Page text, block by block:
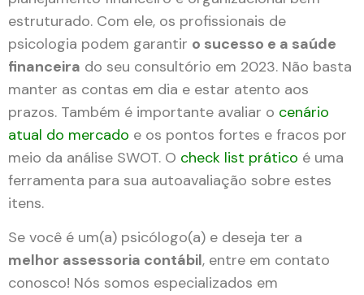
estruturado. Com ele, os profissionais de
psicologia podem garantir o sucesso e a saúde
financeira do seu consultório em 2023. Não basta
manter as contas em dia e estar atento aos
prazos. Também é importante avaliar o cenário
atual do mercado e os pontos fortes e fracos por
meio da análise SWOT. O check list prático é uma
ferramenta para sua autoavaliação sobre estes
itens.
Se você é um(a) psicólogo(a) e deseja ter a
melhor assessoria contábil, entre em contato
conosco! Nós somos especializados em